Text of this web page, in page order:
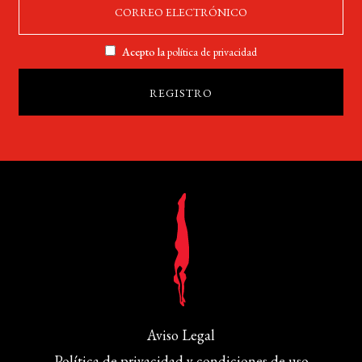
Acepto lapolítica de privacidad
Aviso Legal